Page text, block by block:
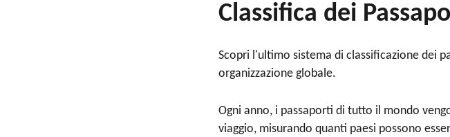
Classifica dei
Scopri l'ultimo sistema di classificazione dei
organizzazione globale.
Ogni anno, i passaporti di tutto il mondo
viaggio, misurando quanti paesi possono